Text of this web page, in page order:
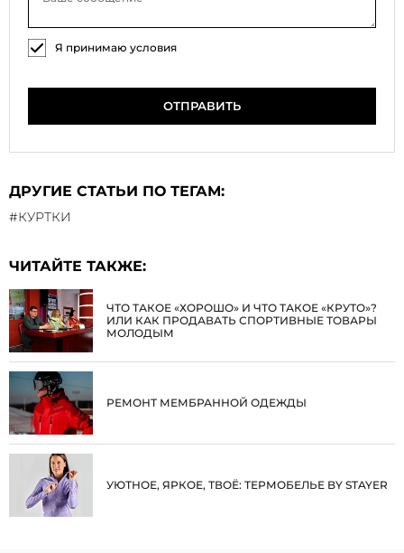
Я принимаю условия
ОТПРАВИТЬ
ДРУГИЕ СТАТЬИ ПО ТЕГАМ:
#КУРТКИ
ЧИТАЙТЕ ТАКЖЕ:
ЧТО ТАКОЕ «ХОРОШО» И ЧТО ТАКОЕ «КРУТО»?
ИЛИ КАК ПРОДАВАТЬ СПОРТИВНЫЕ ТОВАРЫ
МОЛОДЫМ
РЕМОНТ МЕМБРАННОЙ ОДЕЖДЫ
УЮТНОЕ, ЯРКОЕ, ТВОЁ: ТЕРМОБЕЛЬЕ BY STAYER